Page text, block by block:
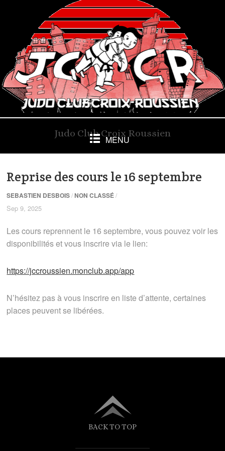
Judo Club Croix Roussien
MENU
Reprise des cours le 16 septembre
SEBASTIEN DESBOIS / NON CLASSÉ /
Sep 9, 2025
Les cours reprennent le 16 septembre, vous pouvez voir les
disponibilités et vous inscrire via le lien:
https://jccroussien.monclub.app/app
N’hésitez pas à vous inscrire en liste d’attente, certaines
places peuvent se libérées.
BACK TO TOP